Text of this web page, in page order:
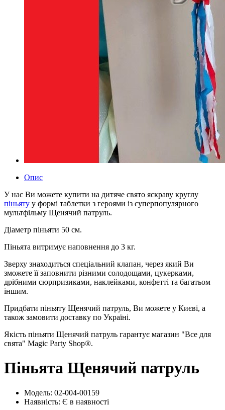
Опис
У нас Ви можете купити на дитяче свято яскраву круглу
піньяту у формі таблетки з героями із суперпопулярного
мультфільму Щенячий патруль.
Діаметр піньяти 50 см.
Піньята витримує наповнення до 3 кг.
Зверху знаходиться спеціальний клапан, через який Ви
зможете її заповнити різними солодощами, цукерками,
дрібними сюрпризиками, наклейками, конфетті та багатьом
іншим.
Придбати піньяту Щенячий патруль, Ви можете у Києві, а
також замовити доставку по Україні.
Якість піньяти Щенячий патруль гарантує магазин "Все для
свята" Magic Party Shop®.
Піньята Щенячий патруль
Модель: 02-004-00159
Наявність: Є в наявності